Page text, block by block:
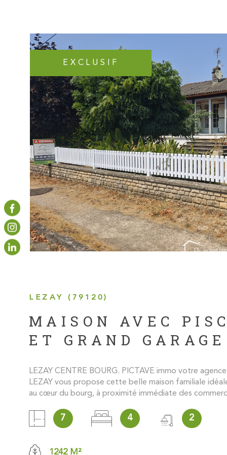
LEZAY, avec l'ensemble des commerces et services de
boulangeries, bar, tabac- presse, restaurants,
médecins, dentistes, pharmacies ainsi que les
scolaires. Les informations sur les risques auxquels ce
exposé sont disponibles sur le site Géorisques
EXCLUSIF
VOIR LE
LEZAY (79120)
MAISON AVEC
ET GRAND GARAGE
LEZAY CENTRE BOURG. PICTAVE immo votre
LEZAY vous propose cette belle maison familiale
au cœur du bourg, à proximité immédiate des
cette propriété offre de beaux volumes. Le premier
comprend une agréable entrée, une cuisine aménagée
manger, une chambre, une salle d'eau ainsi qu'un WC
7 4 2
1242 M²